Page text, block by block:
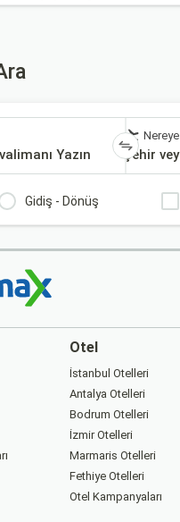
Nereye
Gidiş - Dönüş
Otel
İstanbul Otelleri
Antalya Otelleri
Bodrum Otelleri
İzmir Otelleri
Marmaris Otelleri
Fethiye Otelleri
Otel Kampanyaları